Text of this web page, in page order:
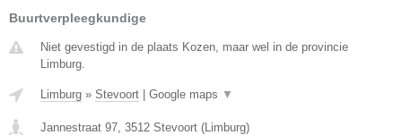
Buurtverpleegkundige
Niet gevestigd in de plaats Kozen, maar wel in de provincie
Limburg.
Limburg » Stevoort Google maps ▼
Jannestraat 97, 3512 Stevoort (Limburg)